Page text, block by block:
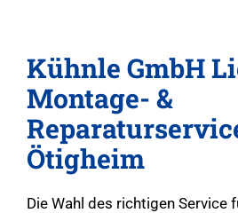
Kühnle GmbH
Montage- &
Ötigheim
Die Wahl des richtigen Service